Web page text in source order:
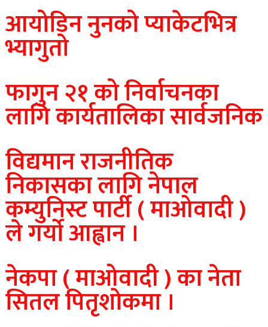
आयोडिन नुनको प्याकेटभित्र
भ्यागुतो
फागुन २१ को निर्वाचनका
लागि कार्यतालिका सार्वजनिक
विद्यमान राजनीतिक
निकासका लागि नेपाल
कम्युनिस्ट पार्टी ( माओवादी )
ले गर्याे आह्वान ।
नेकपा ( माओवादी ) का नेता
सितल पितृशाेकमा ।